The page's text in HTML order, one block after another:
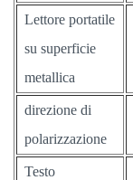
Lettore portatile
su superficie
metallica
direzione di
polarizzazione
Testo